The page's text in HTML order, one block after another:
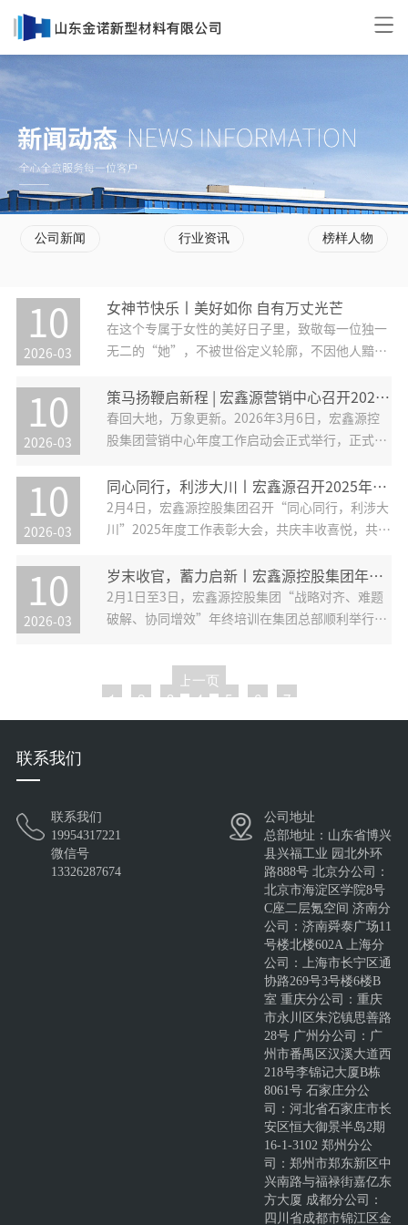
公司新闻 行业资讯 榜样人物
10
2026-03
女神节快乐丨美好如你 自有万丈光芒
在这个专属于女性的美好日子里，致敬每一位独一
无二的“她”，不被世俗定义轮廓，不因他人黯淡
火寻常，也可以执着于星辰理想这个三月，宏鑫源
以“编织美好，遇见最美的你”为主题，邀请全体
女员工暂别繁忙，赴一场与自己
10
2026-03
策马扬鞭启新程 | 宏鑫源营销中心召开2026工作启动会
春回大地，万象更新。2026年3月6日，宏鑫源控
股集团营销中心年度工作启动会正式举行，正式吹
誉与兑现”的表彰拉开序幕。现场隆重揭晓了2025
年度业务人员目标达成奖金发放名单，来自各中心
及事业部的三十余位杰出
10
2026-03
同心同行，利涉大川丨宏鑫源召开2025年度工作表彰大会
2月4日，宏鑫源控股集团召开“同心同行，利涉大
川”2025年度工作表彰大会，共庆丰收喜悦，共绘
着总结、表彰与期许的盛会，正式拉开帷幕。大会
开场，集团总裁王文博致辞，为现场同仁指引了面
对变局的破局之道与前行方
10
2026-03
岁末收官，蓄力启新丨宏鑫源控股集团年终营销培训圆满收官！
2月1日至3日，宏鑫源控股集团“战略对齐、难题
破解、协同增效”年终培训在集团总部顺利举行。
聚一堂，线上线下同步参与，开启了一场为期三天
的能力提升之旅。本次培训全面覆盖集团各中心与
上一页
1
2 3 4 5 6
7
下一页
联系我们
联系我们
19954317221
微信号
13326287674
公司地址
总部地址：山东省博兴
县兴福工业 园北外环
路888号 北京分公司：
北京市海淀区学院8号
C座二层氪空间 济南分
公司：济南舜泰广场11
号楼北楼602A 上海分
公司：上海市长宁区通
协路269号3号楼6楼B
室 重庆分公司：重庆
市永川区朱沱镇思善路
28号 广州分公司：广
州市番禺区汉溪大道西
218号李锦记大厦B栋
8061号 石家庄分公
司：河北省石家庄市长
安区恒大御景半岛2期
16-1-3102 郑州分公
司：郑州市郑东新区中
兴南路与福禄街嘉亿东
方大厦 成都分公司：
四川省成都市锦江区金